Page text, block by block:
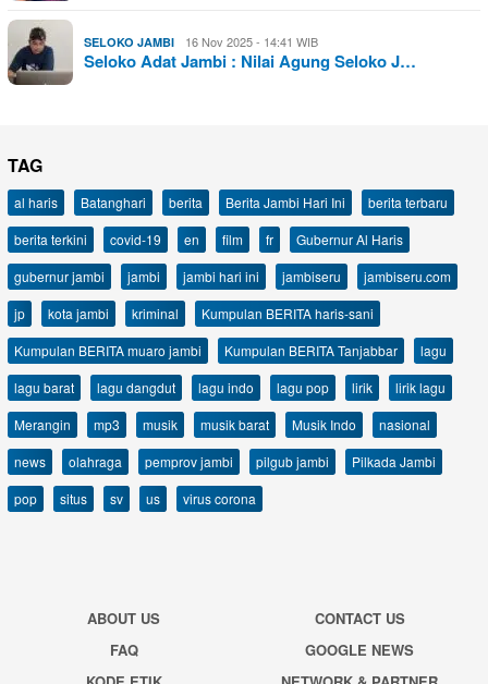
SELOKO JAMBI 16 Nov 2025 - 14:41 WIB
Seloko Adat Jambi : Nilai Agung Seloko J…
TAG
al haris Batanghari berita Berita Jambi Hari Ini
berita terbaru
berita terkini
covid-19 en film fr
Gubernur Al Haris
gubernur jambi
jambi jambi hari ini jambiseru
jambiseru.com
jp
kota jambi kriminal
Kumpulan BERITA haris-sani
Kumpulan BERITA muaro jambi
Kumpulan BERITA Tanjabbar
lagu
lagu barat
lagu dangdut lagu indo lagu pop lirik
lirik lagu
Merangin
mp3 musik musik barat Musik Indo
nasional
news
olahraga pemprov jambi pilgub jambi
Pilkada Jambi
pop
situs sv us virus corona
ABOUT US
CONTACT US
FAQ
GOOGLE NEWS